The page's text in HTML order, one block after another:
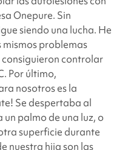
Onepure. Sin
siendo una lucha. He
mismos problemas
controlar
Por último,
nosotros es la
Se despertaba al
un palmo de una luz, o
superficie durante
nuestra hija son las